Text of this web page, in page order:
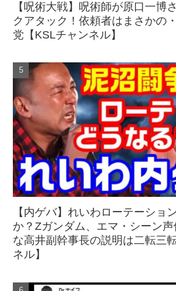
【呪術大戦】呪術師が原口一博
クアタック！依頼者はまさかの
党【KSLチャンネル】
【内ゲバ】れいわローテーショ
か？Zガンダム、エマ・シーン
な高井副幹事長の説明は二転三
ネル】